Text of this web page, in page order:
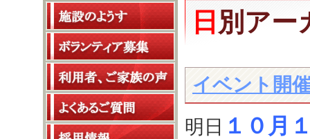
日別ア
イベント開
明日 １０月